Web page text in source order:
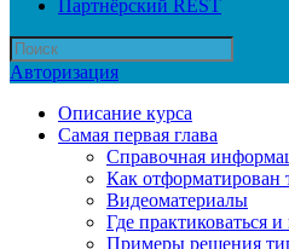
Партнёрский REST
Авторизация
Описание курса
Самая первая глава
Справочная
Как отформатирован
Видеоматериалы
Где практиковаться
Примеры решения